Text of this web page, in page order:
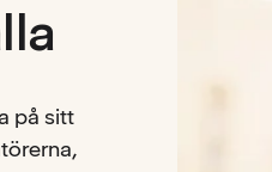
på sitt